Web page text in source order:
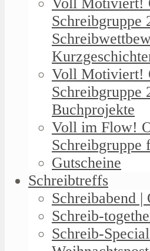
Schreibgruppe
Voll Motiviert!
Schreibgruppe
Buchprojekte
Voll im Flow!
Schreibgruppe
Gutscheine
Schreibtreffs
Schreibabend
Schreib-
Schreib-